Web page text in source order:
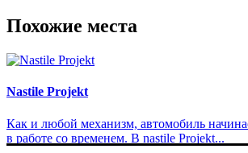
Похожие места
Nastile Projekt
Как и любой механизм, автомобиль
в работе со временем. В nastile Projekt...